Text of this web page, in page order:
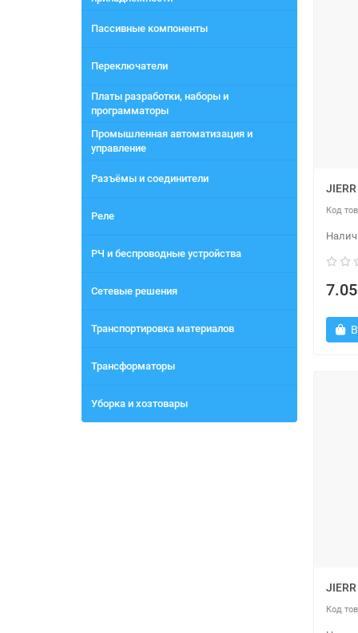
Пассивные компоненты
Переключатели
Платы разработки, наборы и
программаторы
Промышленная автоматизация и
управление
Разъёмы и соединители
Реле
РЧ и беспроводные устройства
Сетевые решения
Транспортировка материалов
Трансформаторы
Уборка и хозтовары